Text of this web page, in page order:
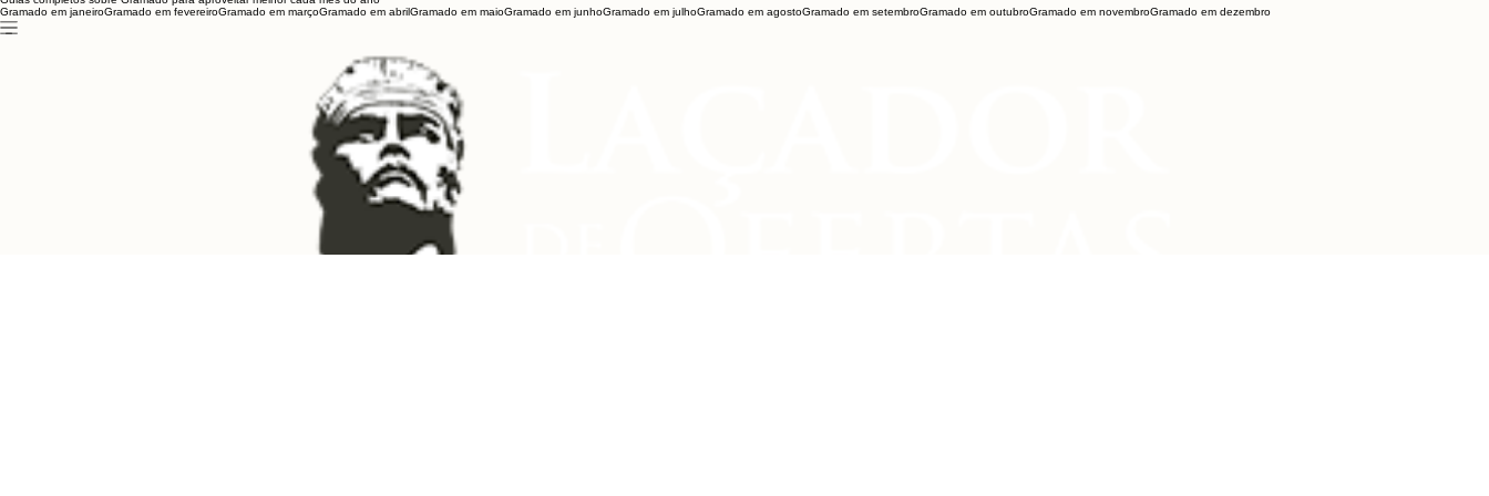
Tudo sobre o Vale dos
Dinossauros em Canela
Gramado em janeiroGramado em fevereiroGramado em marçoGramado em abrilGramado em maioGramado em junhoGramado em julhoGramado em agostoGramado em setembroGramado em outubroGramado em novembroGramado em dezembro